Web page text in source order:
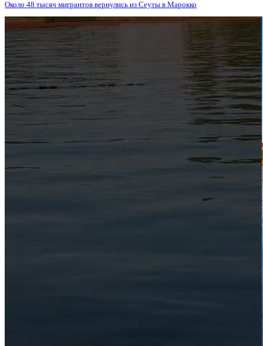
Около 48 тысяч мигрантов вернулись из Сеуты в Марокко